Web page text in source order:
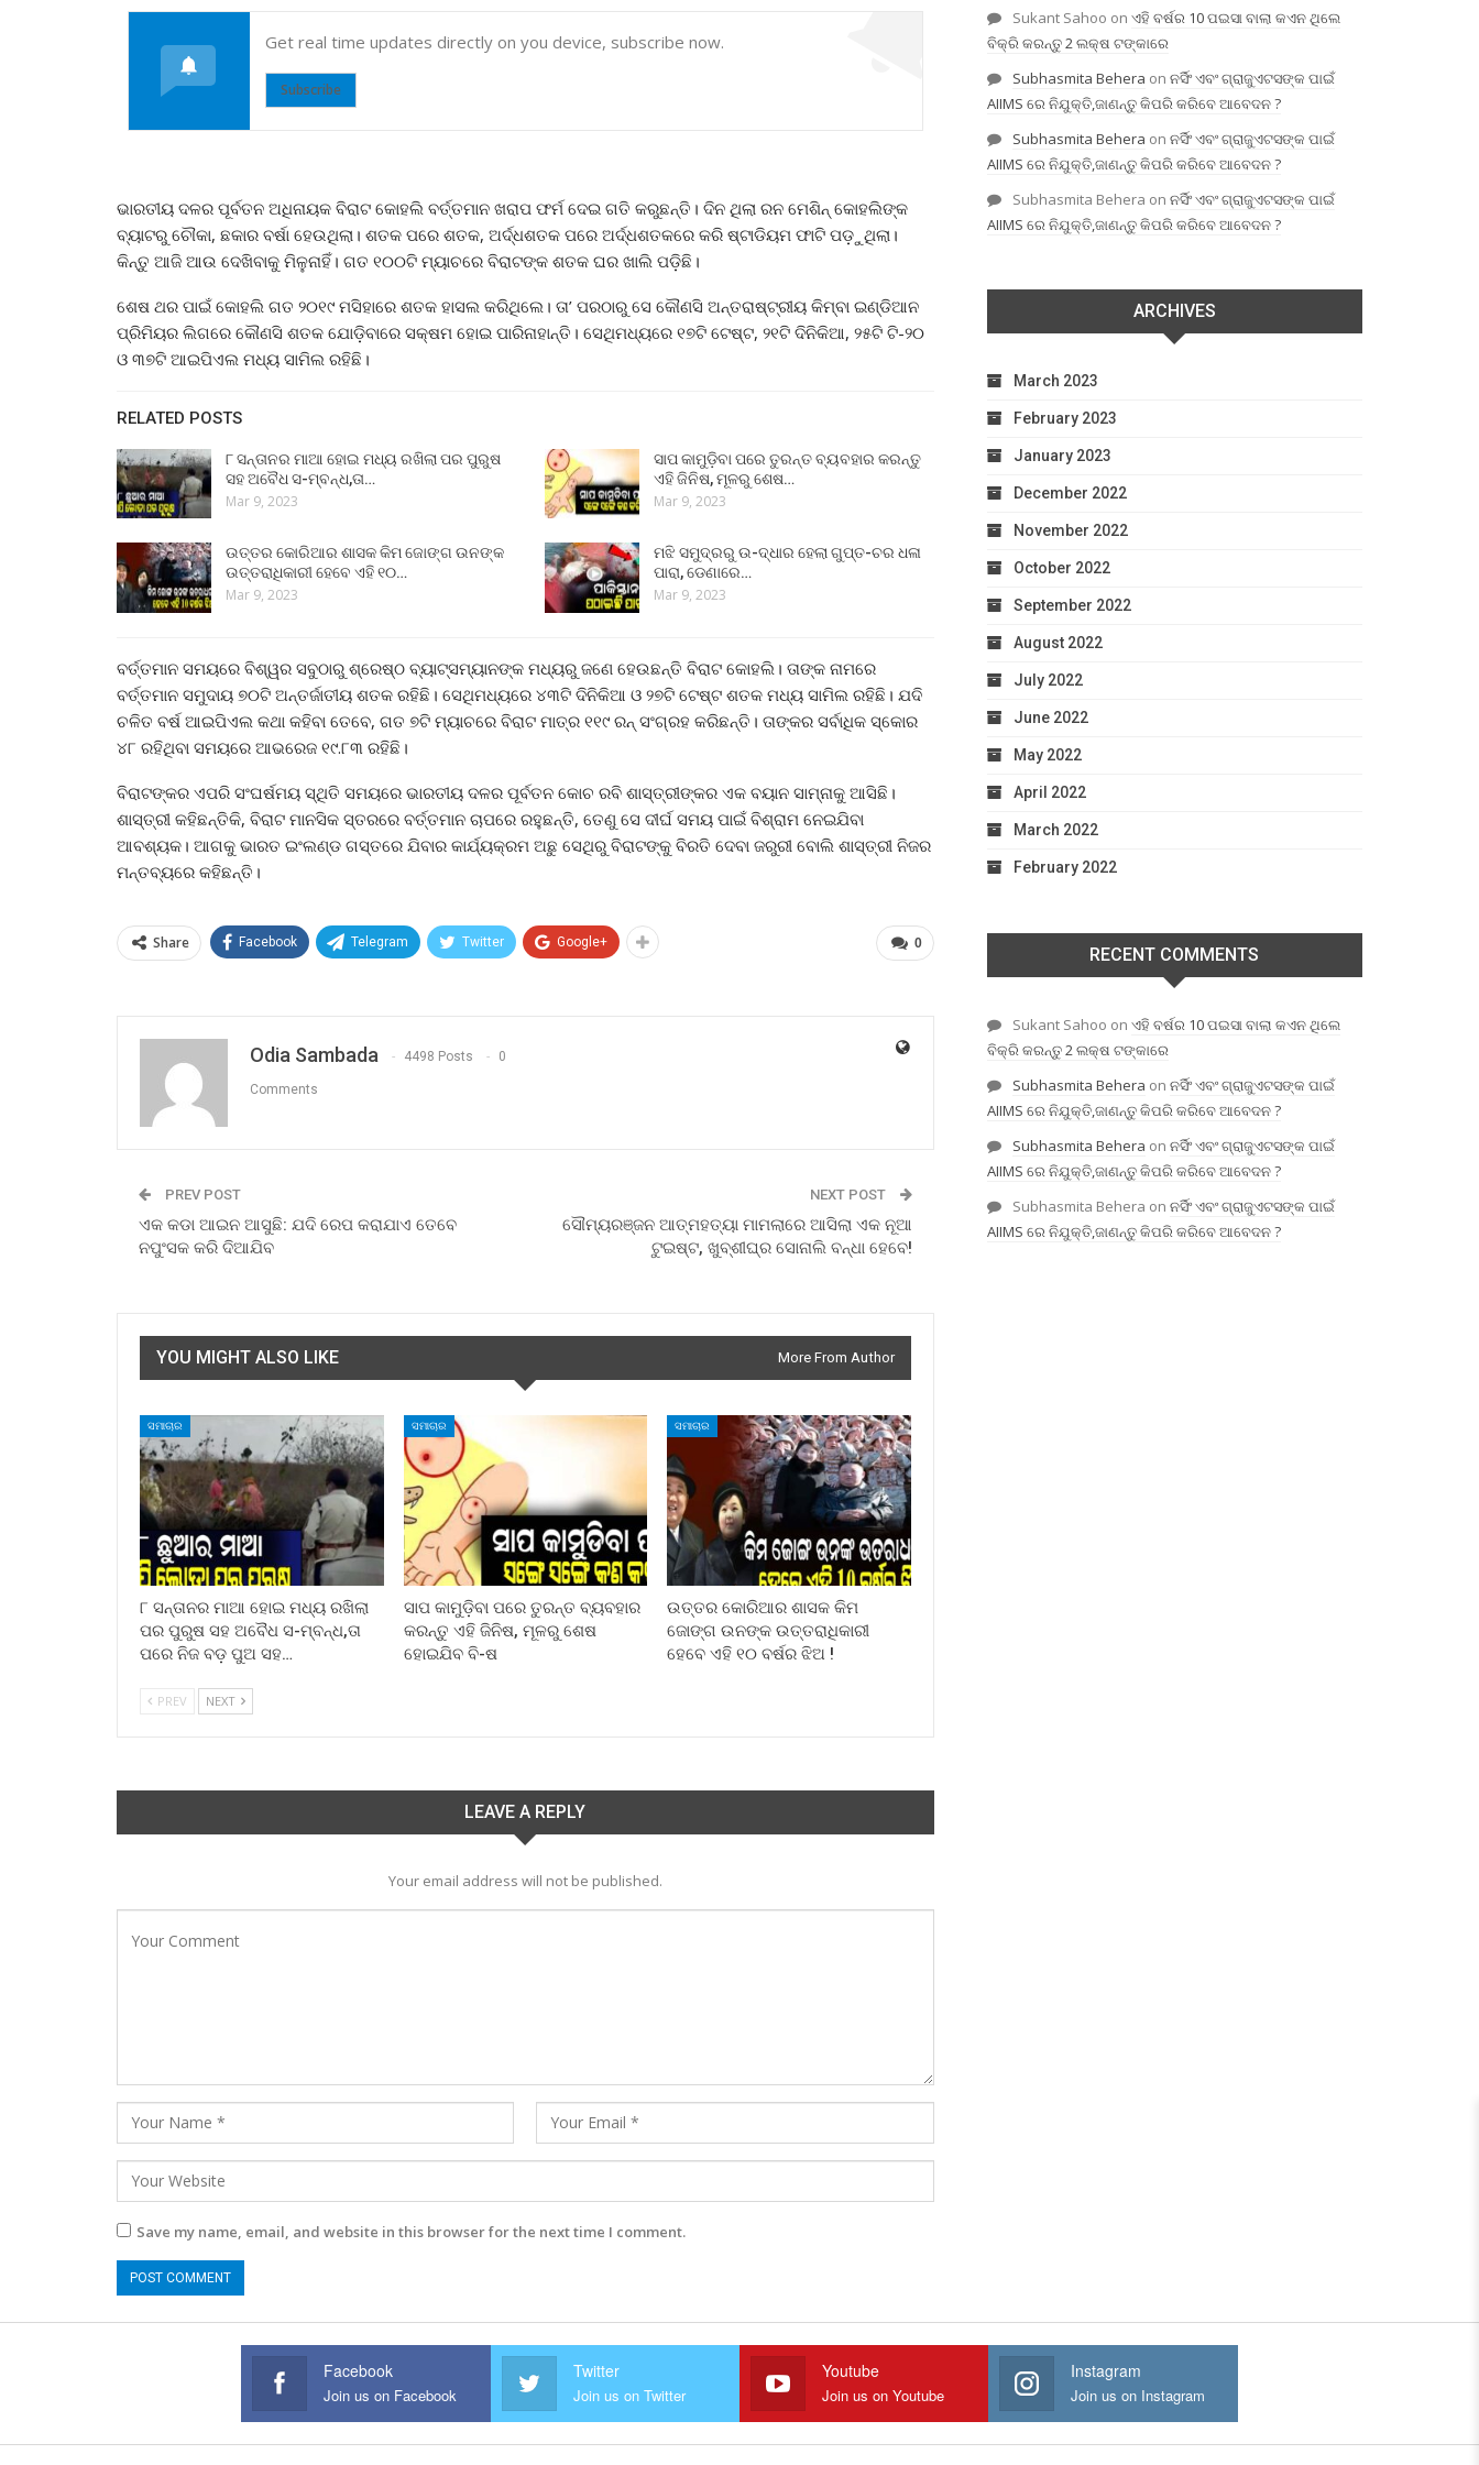
Get real time updates directly on you device, subscribe now.
Subscribe
ଭାରତୀୟ ଦଳର ପୂର୍ବତନ ଅଧିନାୟକ ବିରାଟ କୋହଲି ବର୍ତ୍ତମାନ ଖରାପ ଫର୍ମ ଦେଇ ଗତି କରୁଛନ୍ତି। ଦିନ ଥିଲା ରନ ମେଶିନ୍ କୋହଲିଙ୍କ
ବ୍ୟାଟରୁ ଚୌକା, ଛକାର ବର୍ଷା ହେଉଥିଲା। ଶତକ ପରେ ଶତକ, ଅର୍ଦ୍ଧଶତକ ପରେ ଅର୍ଦ୍ଧଶତକରେ କରି ଷ୍ଟାଡିୟମ ଫାଟି ପଡ଼ୁଥିଲା।
କିନ୍ତୁ ଆଜି ଆଉ ଦେଖିବାକୁ ମିଳୁନାହିଁ। ଗତ ୧୦୦ଟି ମ୍ୟାଚରେ ବିରାଟଙ୍କ ଶତକ ଘର ଖାଲି ପଡ଼ିଛି।
ଶେଷ ଥର ପାଇଁ କୋହଲି ଗତ ୨୦୧୯ ମସିହାରେ ଶତକ ହାସଲ କରିଥିଲେ। ତା’ ପରଠାରୁ ସେ କୌଣସି ଅନ୍ତରାଷ୍ଟ୍ରୀୟ କିମ୍ବା ଇଣ୍ଡିଆନ
ପ୍ରିମିୟର ଲିଗରେ କୌଣସି ଶତକ ଯୋଡ଼ିବାରେ ସକ୍ଷମ ହୋଇ ପାରିନାହାନ୍ତି। ସେଥିମଧ୍ୟରେ ୧୭ଟି ଟେଷ୍ଟ, ୨୧ଟି ଦିନିକିଆ, ୨୫ଟି ଟି-୨୦
ଓ ୩୭ଟି ଆଇପିଏଲ ମଧ୍ୟ ସାମିଲ ରହିଛି।
RELATED POSTS
୮ ସନ୍ତାନର ମାଆ ହୋଇ ମଧ୍ୟ ରଖିଲା ପର ପୁରୁଷ
ସହ ଅବୈଧ ସ-ମ୍ବନ୍ଧ,ତା…
Mar 9, 2023
ସାପ କାମୁଡ଼ିବା ପରେ ତୁରନ୍ତ ବ୍ୟବହାର କରନ୍ତୁ
ଏହି ଜିନିଷ, ମୂଳରୁ ଶେଷ…
Mar 9, 2023
ଉତ୍ତର କୋରିଆର ଶାସକ କିମ ଜୋଙ୍ଗ ଉନଙ୍କ
ଉତ୍ତରାଧିକାରୀ ହେବେ ଏହି ୧୦…
Mar 9, 2023
ମଝି ସମୁଦ୍ରରୁ ଉ-ଦ୍ଧାର ହେଲା ଗୁପ୍ତ-ଚର ଧଳା
ପାରା, ଡେଣାରେ…
Mar 9, 2023
ବର୍ତ୍ତମାନ ସମୟରେ ବିଶ୍ୱର ସବୁଠାରୁ ଶ୍ରେଷ୍ଠ ବ୍ୟାଟ୍ସମ୍ୟାନଙ୍କ ମଧ୍ୟରୁ ଜଣେ ହେଉଛନ୍ତି ବିରାଟ କୋହଲି। ତାଙ୍କ ନାମରେ
ବର୍ତ୍ତମାନ ସମୁଦାୟ ୭୦ଟି ଅନ୍ତର୍ଜାତୀୟ ଶତକ ରହିଛି। ସେଥିମଧ୍ୟରେ ୪୩ଟି ଦିନିକିଆ ଓ ୨୭ଟି ଟେଷ୍ଟ ଶତକ ମଧ୍ୟ ସାମିଲ ରହିଛି। ଯଦି
ଚଳିତ ବର୍ଷ ଆଇପିଏଲ କଥା କହିବା ତେବେ, ଗତ ୭ଟି ମ୍ୟାଚରେ ବିରାଟ ମାତ୍ର ୧୧୯ ରନ୍ ସଂଗ୍ରହ କରିଛନ୍ତି। ତାଙ୍କର ସର୍ବାଧିକ ସ୍କୋର
୪୮ ରହିଥିବା ସମୟରେ ଆଭରେଜ ୧୯.୮୩ ରହିଛି।
ବିରାଟଙ୍କର ଏପରି ସଂଘର୍ଷମୟ ସ୍ଥିତି ସମୟରେ ଭାରତୀୟ ଦଳର ପୂର୍ବତନ କୋଚ ରବି ଶାସ୍ତ୍ରୀଙ୍କର ଏକ ବୟାନ ସାମ୍ନାକୁ ଆସିଛି।
ଶାସ୍ତ୍ରୀ କହିଛନ୍ତିକି, ବିରାଟ ମାନସିକ ସ୍ତରରେ ବର୍ତ୍ତମାନ ଚାପରେ ରହୁଛନ୍ତି, ତେଣୁ ସେ ଦୀର୍ଘ ସମୟ ପାଇଁ ବିଶ୍ରାମ ନେଇଯିବା
ଆବଶ୍ୟକ। ଆଗକୁ ଭାରତ ଇଂଲଣ୍ଡ ଗସ୍ତରେ ଯିବାର କାର୍ଯ୍ୟକ୍ରମ ଅଛୁ ସେଥିରୁ ବିରାଟଙ୍କୁ ବିରତି ଦେବା ଜରୁରୀ ବୋଲି ଶାସ୍ତ୍ରୀ ନିଜର
ମନ୍ତବ୍ୟରେ କହିଛନ୍ତି।
0
Share Facebook Telegram Twitter Google+
Odia Sambada 4498 Posts 0
Comments
PREV POST
ଏକ କଡା ଆଇନ ଆସୁଛି: ଯଦି ରେପ କରାଯାଏ ତେବେ
ନପୁଂସକ କରି ଦିଆଯିବ
NEXT POST
ସୌମ୍ୟରଞ୍ଜନ ଆତ୍ମହତ୍ୟା ମାମଲାରେ ଆସିଲା ଏକ ନୂଆ
ଟୁଇଷ୍ଟ, ଖୁବ୍‌ଶୀଘ୍ର ସୋନାଲି ବନ୍ଧା ହେବେ!
YOU MIGHT ALSO LIKE More From Author
ସମାଚାର
୮ ସନ୍ତାନର ମାଆ ହୋଇ ମଧ୍ୟ ରଖିଲା
ପର ପୁରୁଷ ସହ ଅବୈଧ ସ-ମ୍ବନ୍ଧ,ତା
ପରେ ନିଜ ବଡ଼ ପୁଅ ସହ…
ସମାଚାର
ସାପ କାମୁଡ଼ିବା ପରେ ତୁରନ୍ତ ବ୍ୟବହାର
କରନ୍ତୁ ଏହି ଜିନିଷ, ମୂଳରୁ ଶେଷ
ହୋଇଯିବ ବି-ଷ
ସମାଚାର
ଉତ୍ତର କୋରିଆର ଶାସକ କିମ
ଜୋଙ୍ଗ ଉନଙ୍କ ଉତ୍ତରାଧିକାରୀ
ହେବେ ଏହି ୧୦ ବର୍ଷର ଝିଅ !
PREV NEXT
LEAVE A REPLY
Your email address will not be published.
Save my name, email, and website in this browser for the next time I comment.
Sukant Sahoo on ଏହି ବର୍ଷର 10 ପଇସା ବାଲା କଏନ ଥିଲେ
ବିକ୍ରି କରନ୍ତୁ 2 ଲକ୍ଷ ଟଙ୍କାରେ
Subhasmita Behera on ନର୍ସିଂ ଏବଂ ଗ୍ରାଜୁଏଟସଙ୍କ ପାଇଁ
AIIMS ରେ ନିଯୁକ୍ତି,ଜାଣନ୍ତୁ କିପରି କରିବେ ଆବେଦନ ?
Subhasmita Behera on ନର୍ସିଂ ଏବଂ ଗ୍ରାଜୁଏଟସଙ୍କ ପାଇଁ
AIIMS ରେ ନିଯୁକ୍ତି,ଜାଣନ୍ତୁ କିପରି କରିବେ ଆବେଦନ ?
Subhasmita Behera on ନର୍ସିଂ ଏବଂ ଗ୍ରାଜୁଏଟସଙ୍କ ପାଇଁ
AIIMS ରେ ନିଯୁକ୍ତି,ଜାଣନ୍ତୁ କିପରି କରିବେ ଆବେଦନ ?
ARCHIVES
March 2023
February 2023
January 2023
December 2022
November 2022
October 2022
September 2022
August 2022
July 2022
June 2022
May 2022
April 2022
March 2022
February 2022
RECENT COMMENTS
Sukant Sahoo on ଏହି ବର୍ଷର 10 ପଇସା ବାଲା କଏନ ଥିଲେ
ବିକ୍ରି କରନ୍ତୁ 2 ଲକ୍ଷ ଟଙ୍କାରେ
Subhasmita Behera on ନର୍ସିଂ ଏବଂ ଗ୍ରାଜୁଏଟସଙ୍କ ପାଇଁ
AIIMS ରେ ନିଯୁକ୍ତି,ଜାଣନ୍ତୁ କିପରି କରିବେ ଆବେଦନ ?
Subhasmita Behera on ନର୍ସିଂ ଏବଂ ଗ୍ରାଜୁଏଟସଙ୍କ ପାଇଁ
AIIMS ରେ ନିଯୁକ୍ତି,ଜାଣନ୍ତୁ କିପରି କରିବେ ଆବେଦନ ?
Subhasmita Behera on ନର୍ସିଂ ଏବଂ ଗ୍ରାଜୁଏଟସଙ୍କ ପାଇଁ
AIIMS ରେ ନିଯୁକ୍ତି,ଜାଣନ୍ତୁ କିପରି କରିବେ ଆବେଦନ ?
Facebook
Join us on Facebook
Twitter
Join us on Twitter
Youtube
Join us on Youtube
Instagram
Join us on Instagram